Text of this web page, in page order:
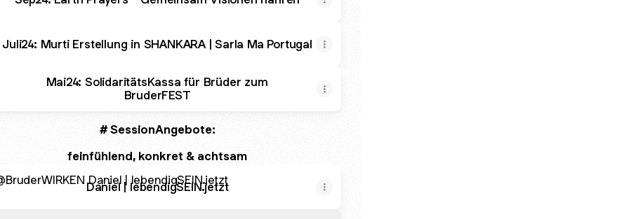
Juli24: Murti Erstellung in SHANKARA | Sarla Ma Portugal
Mai24: SolidaritätsKassa für Brüder zum
BruderFEST
# SessionAngebote:
feinfühlend, konkret & achtsam
Daniel | lebendigSEIN.jetzt